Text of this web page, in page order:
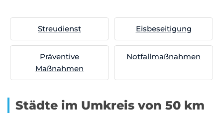
Streudienst Eisbeseitigung
Präventive
Maßnahmen
Notfallmaßnahmen
Städte im Umkreis von 50 km